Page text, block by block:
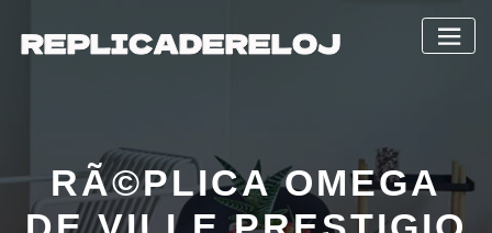
contenido
RÃ©PLICA OMEGA